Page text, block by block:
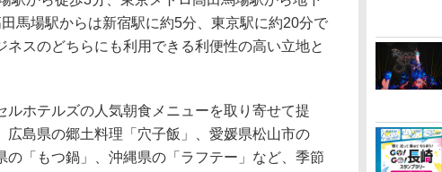
馬場駅からは新宿駅に約5分、東京駅に約20分で
スのどちらにも利用できる利便性の高い立地と
ホテルズの人気朝食メニューを取り寄せて提
広島県の郷土料理「穴子飯」、愛媛県松山市の
の「もつ鍋」、沖縄県の「ラフテー」など、季節